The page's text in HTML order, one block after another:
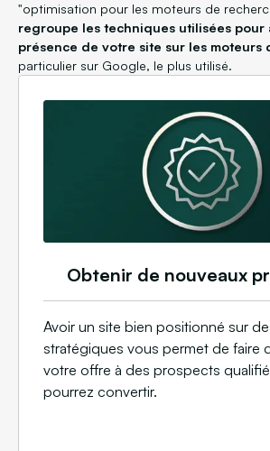
"optimisation pour les moteurs de
regroupe les techniques utilisées pour
présence de votre site sur les moteurs
particulier sur Google, le plus utilisé.
Obtenir de nouveaux
Avoir un site bien positionné sur
stratégiques vous permet de faire
votre offre à des prospects
pourrez convertir.​